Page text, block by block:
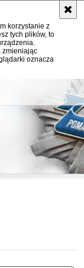
korzystanie z
tych plików, to
zmieniając
oznacza